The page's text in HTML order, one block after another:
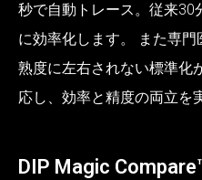
秒で自動トレース。従来30
に効率化します。 また専
熟度に左右されない標準化
応し、効率と精度の両立を
DIP Magic